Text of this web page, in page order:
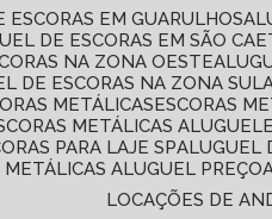
ESCORAS EM GUARULHOS
DE ESCORAS EM SÃO
NA ZONA OESTE
DE ESCORAS NA ZONA SUL
METÁLICAS
ESCORAS
METÁLICAS ALUGUEL
PARA LAJE SP ALUGUEL
METÁLICAS ALUGUEL PREÇO
LOCAÇÕES DE